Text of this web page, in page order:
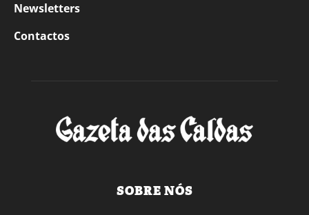
Newsletters
Contactos
SOBRE NÓS